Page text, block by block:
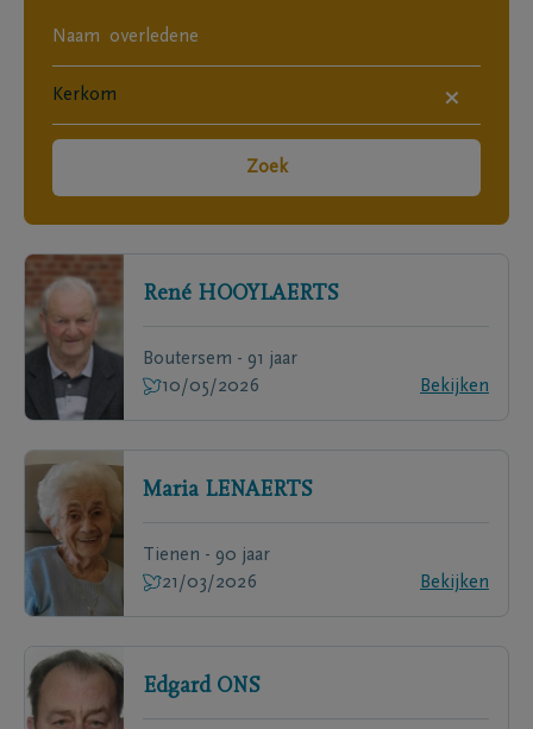
×
Zoek
René HOOYLAERTS
Boutersem - 91 jaar
10/05/2026
Bekijken
Maria LENAERTS
Tienen - 90 jaar
21/03/2026
Bekijken
Edgard ONS